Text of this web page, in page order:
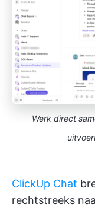
Werk direct
ClickUp Chat
rechtstreeks